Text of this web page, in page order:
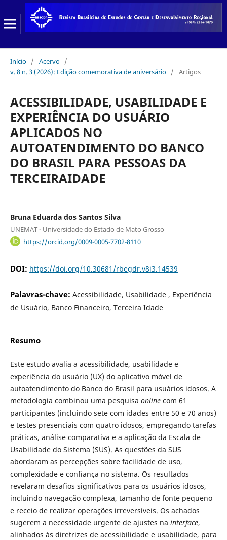
Início / Acervo /
v. 8 n. 3 (2026): Edição comemorativa de aniversário / Artigos
ACESSIBILIDADE, USABILIDADE E
EXPERIÊNCIA DO USUÁRIO
APLICADOS NO
AUTOATENDIMENTO DO BANCO
DO BRASIL PARA PESSOAS DA
TERCEIRAIDADE
Bruna Eduarda dos Santos Silva
UNEMAT - Universidade do Estado de Mato Grosso
https://orcid.org/0009-0005-7702-8110
DOI: https://doi.org/10.30681/rbegdr.v8i3.14539
Palavras-chave: Acessibilidade, Usabilidade , Experiência
de Usuário, Banco Financeiro, Terceira Idade
Resumo
Este estudo avalia a acessibilidade, usabilidade e
experiência do usuário (UX) do aplicativo móvel de
autoatendimento do Banco do Brasil para usuários idosos. A
metodologia combinou uma pesquisa onlinecom 61
participantes (incluindo sete com idades entre 50 e 70 anos)
e testes presenciais com quatro idosos, empregando tarefas
práticas, análise comparativa e a aplicação da Escala de
Usabilidade do Sistema (SUS). As questões da SUS
abordaram as percepções sobre facilidade de uso,
complexidade e confiança no sistema. Os resultados
revelaram desafios significativos para os usuários idosos,
incluindo navegação complexa, tamanho de fonte pequeno
e receio de realizar operações irreversíveis. Os achados
sugerem a necessidade urgente de ajustes na interface,
alinhados às diretrizes de acessibilidade e usabilidade, para